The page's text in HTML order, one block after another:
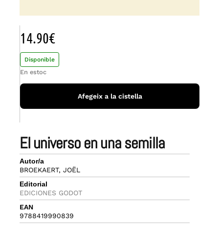
el universo en una semilla
Autor/a
BROEKAERT, JOËL
Editorial
EDICIONES GODOT
EAN
9788419990839
14.90€
Disponible
En estoc
Afegeix a la cistella